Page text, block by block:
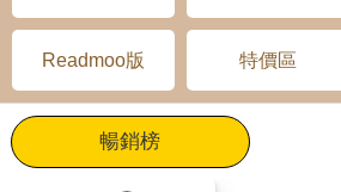
Readmoo版 特價區
暢銷榜